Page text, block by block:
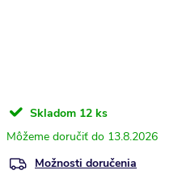
Skladom 12 ks
13.8.2026
Možnosti doručenia